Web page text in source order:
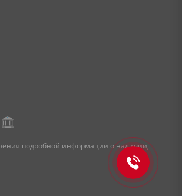
подробной информации о наличии,